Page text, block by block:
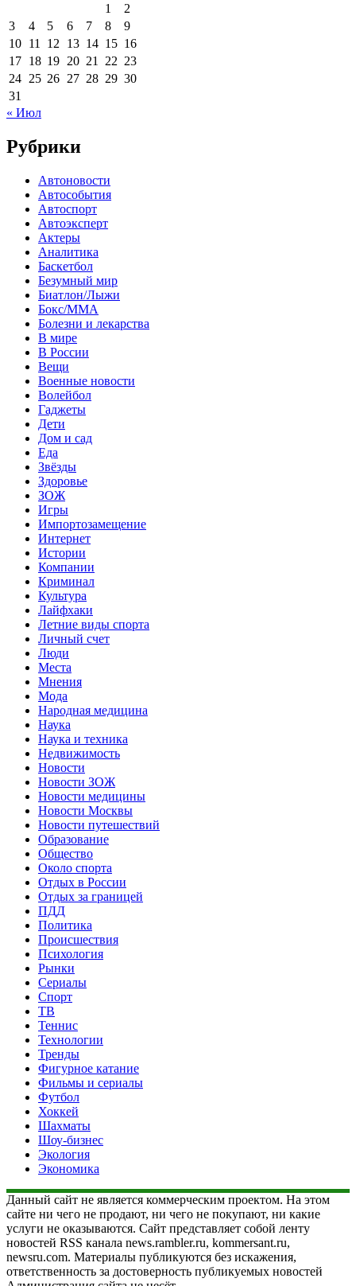
1
2
3
4 5 6 7 8
9
10 11 12 13 14 15 16
17 18 19 20 21 22 23
24 25 26 27 28 29 30
31
« Июл
Рубрики
Автоновости
Автособытия
Автоспорт
Автоэксперт
Актеры
Аналитика
Баскетбол
Безумный мир
Биатлон/Лыжи
Бокс/MMA
Болезни и лекарства
В мире
В России
Вещи
Военные новости
Волейбол
Гаджеты
Дети
Дом и сад
Еда
Звёзды
Здоровье
ЗОЖ
Игры
Импортозамещение
Интернет
Истории
Компании
Криминал
Культура
Лайфхаки
Летние виды спорта
Личный счет
Люди
Места
Мнения
Мода
Народная медицина
Наука
Наука и техника
Недвижимость
Новости
Новости ЗОЖ
Новости медицины
Новости Москвы
Новости путешествий
Образование
Общество
Около спорта
Отдых в России
Отдых за границей
ПДД
Политика
Происшествия
Психология
Рынки
Сериалы
Спорт
ТВ
Теннис
Технологии
Тренды
Фигурное катание
Фильмы и сериалы
Футбол
Хоккей
Шахматы
Шоу-бизнес
Экология
Экономика
Данный сайт не является коммерческим проектом. На этом
сайте ни чего не продают, ни чего не покупают, ни какие
услуги не оказываются. Сайт представляет собой ленту
новостей RSS канала news.rambler.ru, kommersant.ru,
newsru.com. Материалы публикуются без искажения,
ответственность за достоверность публикуемых новостей